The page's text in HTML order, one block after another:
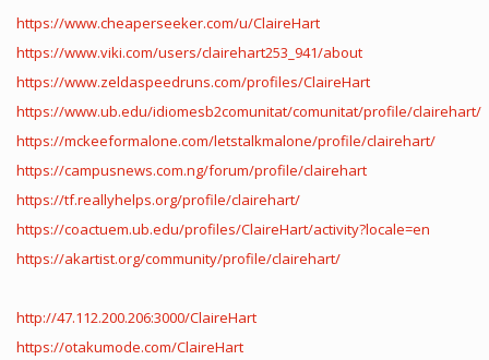
https://www.cheaperseeker.com/u/ClaireHart
https://www.viki.com/users/clairehart253_941/about
https://www.zeldaspeedruns.com/profiles/ClaireHart
https://www.ub.edu/idiomesb2comunitat/comunitat/profile/clairehart/
https://mckeeformalone.com/letstalkmalone/profile/clairehart/
https://campusnews.com.ng/forum/profile/clairehart
https://tf.reallyhelps.org/profile/clairehart/
https://coactuem.ub.edu/profiles/ClaireHart/activity?locale=en
https://akartist.org/community/profile/clairehart/
http://47.112.200.206:3000/ClaireHart
https://otakumode.com/ClaireHart